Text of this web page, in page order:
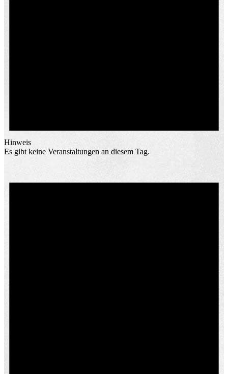
Hinweis
Es gibt keine Veranstaltungen an diesem Tag.